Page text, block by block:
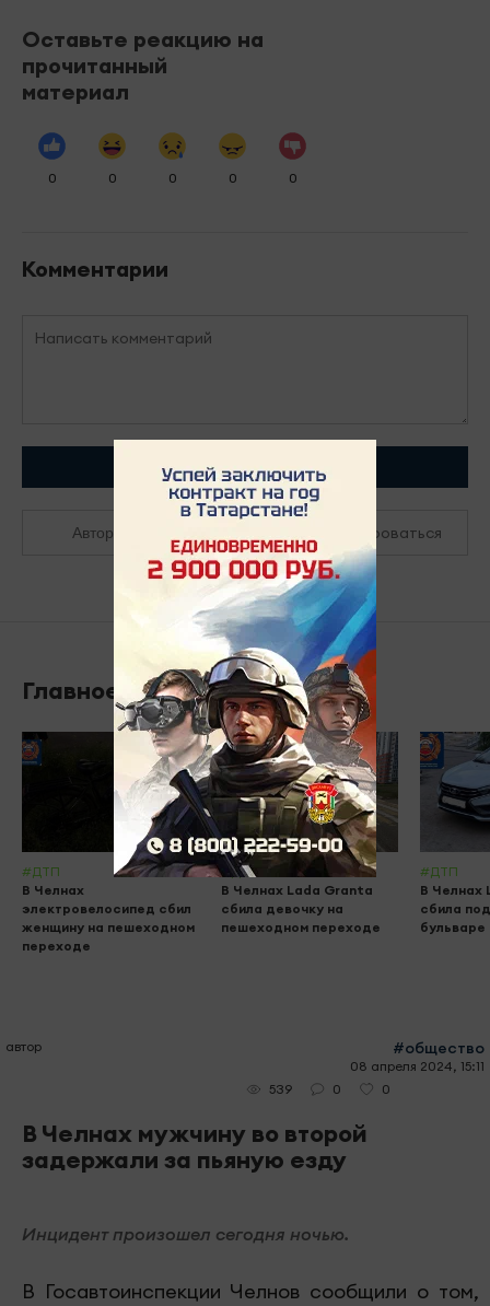
Оставьте реакцию на
прочитанный
материал
0 0 0 0 0
Комментарии
Отправить
Авторизоваться Зарегистрироваться
Главное
#ДТП
В Челнах
электровелосипед сбил
женщину на пешеходном
переходе
#ДТП
В Челнах Lada Granta
сбила девочку на
пешеходном переходе
#ДТП
В Челнах
сбила
автор #общество
08 апреля 2024, 15:11
539
0 0
В Челнах мужчину во второй
задержали за пьяную езду
Инцидент произошел сегодня ночью.
В Госавтоинспекции Челнов сообщили о том,